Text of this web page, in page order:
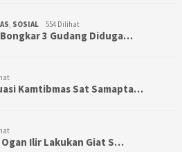
, SOSIAL 554 Dilihat
3 Gudang Diduga…
Kamtibmas Sat Samapta…
Ilir Lakukan Giat S…